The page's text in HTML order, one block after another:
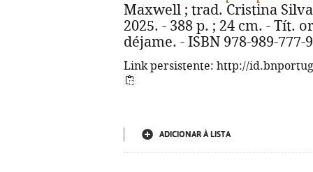
Maxwell ; trad. Cristina
2025. - 388 p. ; 24 cm. - Tít.
déjame. - ISBN 978-989-777-
Link persistente: http://
ADICIONAR À LISTA